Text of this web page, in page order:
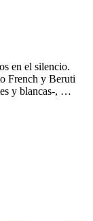
en el silencio.
French y Beruti
y blancas-, …